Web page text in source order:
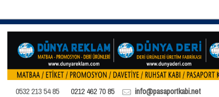
0532 213 54 85 0212 462 70 85 info@pasaportkabi.net